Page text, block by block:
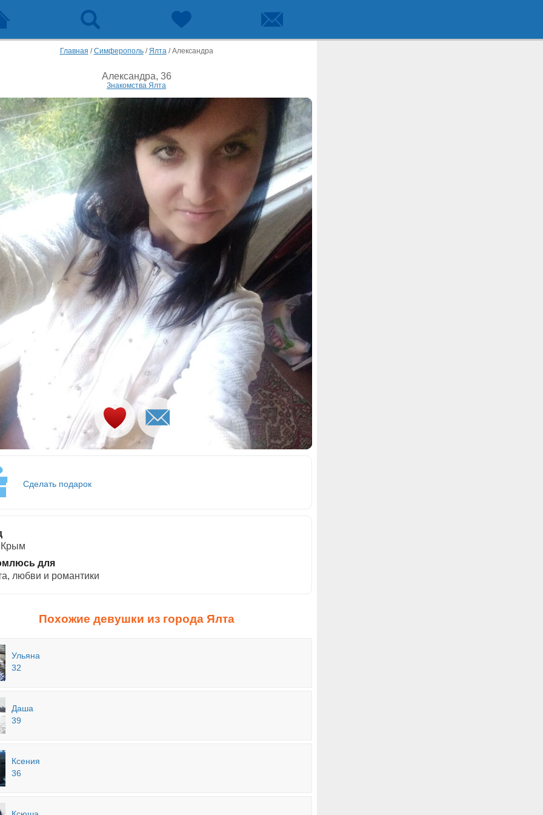
Главная /Симферополь/Ялта/Александра
Александра, 36
Знакомства Ялта
Сделать подарок
для
любви и романтики
Похожие девушки из города Ялта
Ульяна
32
Даша
39
Ксения
36